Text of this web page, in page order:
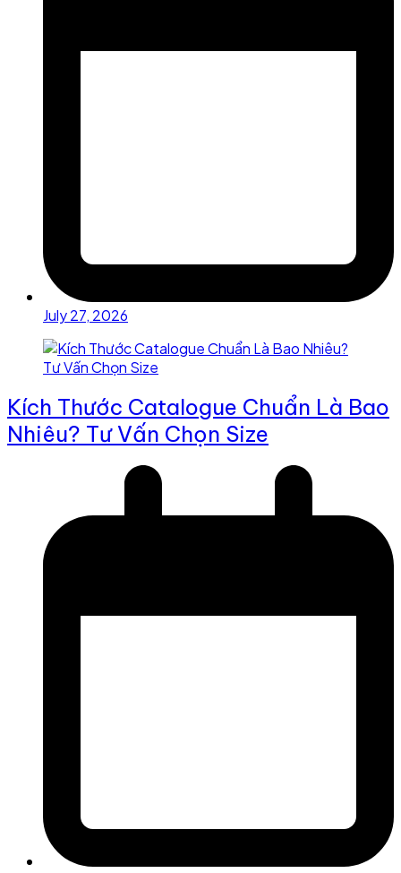
July 27, 2026
Kích Thước Catalogue Chuẩn Là Bao
Nhiêu? Tư Vấn Chọn Size